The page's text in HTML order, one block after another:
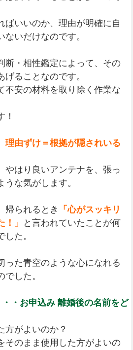
ばいいのか、理由が明確に自
いだけなのです。
断・相性鑑定によって、その
ることなのです。
不安の材料を取り除く作業な
！
理由ずけ＝根拠が隠されいる
やはり良いアンテナを、張っ
な気がします。
帰られるとき
「心がスッキリ
」
と言われていたことが何
た。
った青空のような心になれる
でした。
・お申込み 離婚後の名前をど
方がよいのか？
そのまま使用した方がよいの